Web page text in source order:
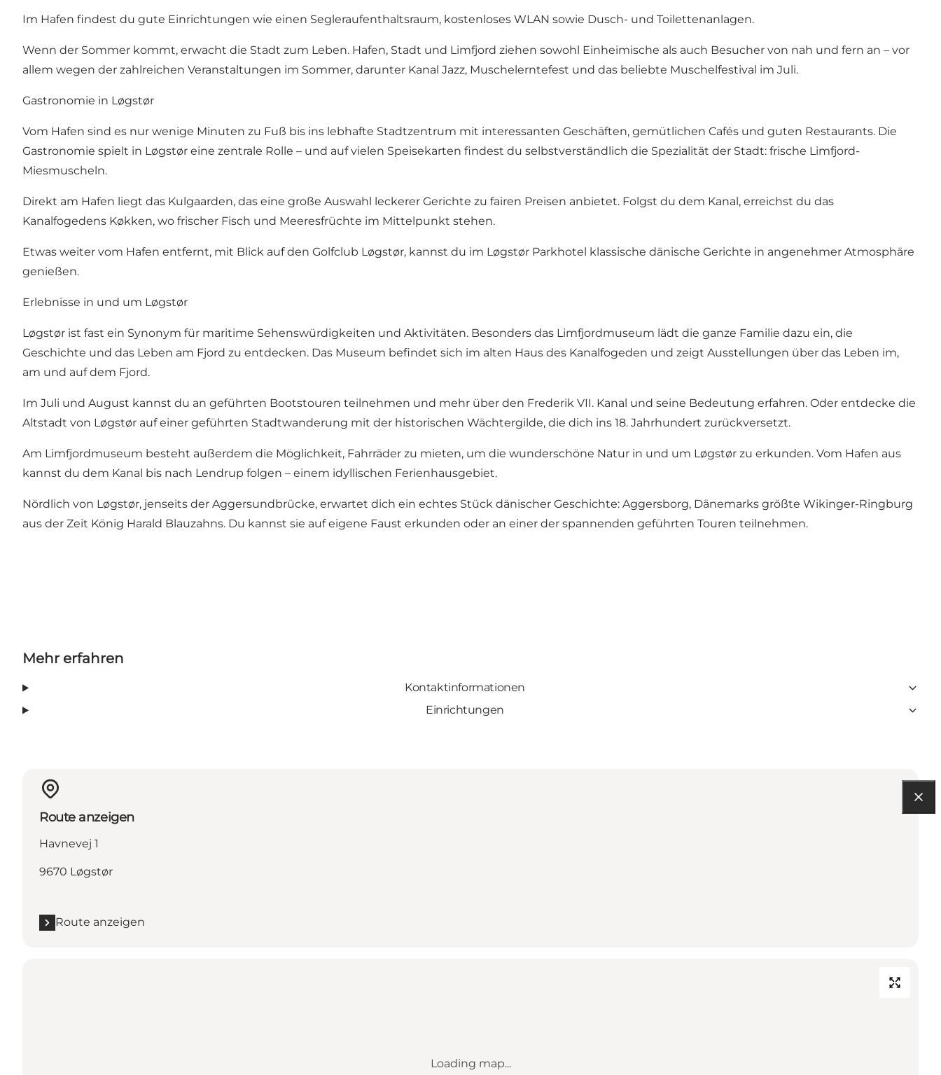
Im Hafen findest du gute Einrichtungen wie einen Segleraufenthaltsraum, kostenloses WLAN sowie Dusch- und Toilettenanlagen.
Wenn der Sommer kommt, erwacht die Stadt zum Leben. Hafen, Stadt und Limfjord ziehen sowohl Einheimische als auch Besucher von nah und fern an – vor
allem wegen der zahlreichen Veranstaltungen im Sommer, darunter Kanal Jazz, Muschelerntefest und das beliebte Muschelfestival im Juli.
Gastronomie in Løgstør
Vom Hafen sind es nur wenige Minuten zu Fuß bis ins lebhafte Stadtzentrum mit interessanten Geschäften, gemütlichen Cafés und guten Restaurants. Die
Gastronomie spielt in Løgstør eine zentrale Rolle – und auf vielen Speisekarten findest du selbstverständlich die Spezialität der Stadt: frische Limfjord-
Miesmuscheln.
Direkt am Hafen liegt das Kulgaarden, das eine große Auswahl leckerer Gerichte zu fairen Preisen anbietet. Folgst du dem Kanal, erreichst du das
Kanalfogedens Køkken, wo frischer Fisch und Meeresfrüchte im Mittelpunkt stehen.
Etwas weiter vom Hafen entfernt, mit Blick auf den Golfclub Løgstør, kannst du im Løgstør Parkhotel klassische dänische Gerichte in angenehmer Atmosphäre
genießen.
Erlebnisse in und um Løgstør
Løgstør ist fast ein Synonym für maritime Sehenswürdigkeiten und Aktivitäten. Besonders das Limfjordmuseum lädt die ganze Familie dazu ein, die
Geschichte und das Leben am Fjord zu entdecken. Das Museum befindet sich im alten Haus des Kanalfogeden und zeigt Ausstellungen über das Leben im,
am und auf dem Fjord.
Im Juli und August kannst du an geführten Bootstouren teilnehmen und mehr über den Frederik VII. Kanal und seine Bedeutung erfahren. Oder entdecke die
Altstadt von Løgstør auf einer geführten Stadtwanderung mit der historischen Wächtergilde, die dich ins 18. Jahrhundert zurückversetzt.
Am Limfjordmuseum besteht außerdem die Möglichkeit, Fahrräder zu mieten, um die wunderschöne Natur in und um Løgstør zu erkunden. Vom Hafen aus
kannst du dem Kanal bis nach Lendrup folgen – einem idyllischen Ferienhausgebiet.
Nördlich von Løgstør, jenseits der Aggersundbrücke, erwartet dich ein echtes Stück dänischer Geschichte: Aggersborg, Dänemarks größte Wikinger-Ringburg
aus der Zeit König Harald Blauzahns. Du kannst sie auf eigene Faust erkunden oder an einer der spannenden geführten Touren teilnehmen.
Mehr erfahren
Kontaktinformationen
Einrichtungen
Route anzeigen
Havnevej 1
9670 Løgstør
Route anzeigen
Loading map...